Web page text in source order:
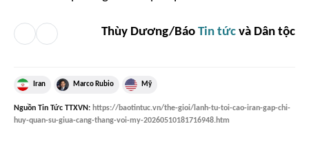
Thùy Dương/Báo Tin tức và Dân tộc
Iran Marco Rubio Mỹ
Nguồn Tin Tức TTXVN: https://baotintuc.vn/the-gioi/lanh-tu-toi-cao-iran-gap-chi-
huy-quan-su-giua-cang-thang-voi-my-20260510181716948.htm